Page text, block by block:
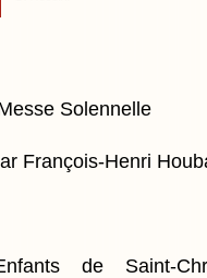
Solennelle
François-Henri
de Saint-